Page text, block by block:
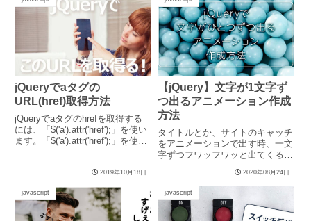
jQueryでaタグの
URL(href)取得方法
jQueryでaタグのhrefを取得する
には、「$('a').attr('href');」を使い
ます。「$('a').attr('href');」を使っ
2019年10月18日
【jQuery】文字が1文字ず
つ出るアニメーション作成
方法
タイトルとか、サイトのキャッチ
をアニメーションで出す時、一文
字ずつフワッフワッと出てくると
2020年08月24日
javascript javascript